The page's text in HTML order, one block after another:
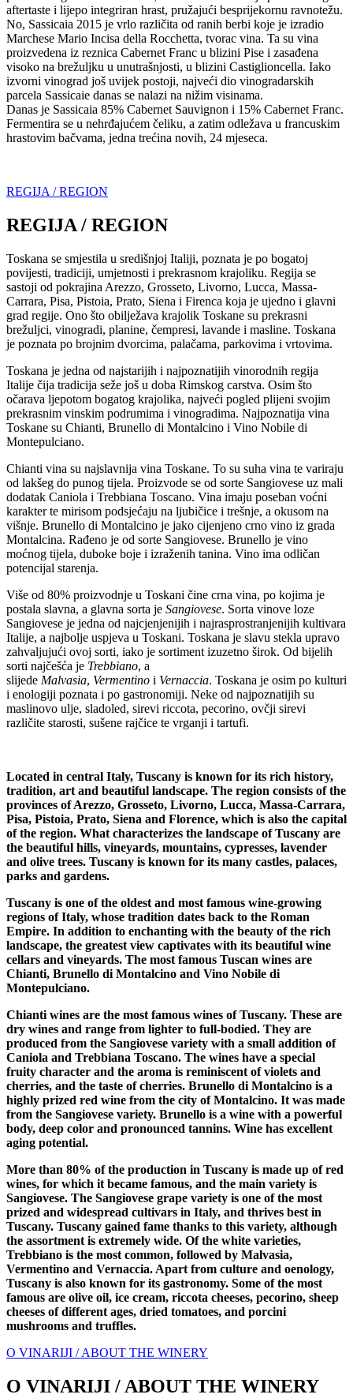
aftertaste i lijepo integriran hrast, pružajući besprijekornu ravnotežu.
No, Sassicaia 2015 je vrlo različita od ranih berbi koje je izradio
Marchese Mario Incisa della Rocchetta, tvorac vina. Ta su vina
proizvedena iz reznica Cabernet Franc u blizini Pise i zasađena
visoko na brežuljku u unutrašnjosti, u blizini Castiglioncella. Iako
izvorni vinograd još uvijek postoji, najveći dio vinogradarskih
parcela Sassicaie danas se nalazi na nižim visinama.
Danas je Sassicaia 85% Cabernet Sauvignon i 15% Cabernet Franc.
Fermentira se u nehrđajućem čeliku, a zatim odležava u francuskim
hrastovim bačvama, jedna trećina novih, 24 mjeseca.
REGIJA / REGION
REGIJA / REGION
Toskana se smjestila u središnjoj Italiji, poznata je po bogatoj
povijesti, tradiciji, umjetnosti i prekrasnom krajoliku. Regija se
sastoji od pokrajina Arezzo, Grosseto, Livorno, Lucca, Massa-
Carrara, Pisa, Pistoia, Prato, Siena i Firenca koja je ujedno i glavni
grad regije. Ono što obilježava krajolik Toskane su prekrasni
brežuljci, vinogradi, planine, čempresi, lavande i masline. Toskana
je poznata po brojnim dvorcima, palačama, parkovima i vrtovima.
Toskana je jedna od najstarijih i najpoznatijih vinorodnih regija
Italije čija tradicija seže još u doba Rimskog carstva. Osim što
očarava ljepotom bogatog krajolika, najveći pogled plijeni svojim
prekrasnim vinskim podrumima i vinogradima. Najpoznatija vina
Toskane su Chianti, Brunello di Montalcino i Vino Nobile di
Montepulciano.
Chianti vina su najslavnija vina Toskane. To su suha vina te variraju
od lakšeg do punog tijela. Proizvode se od sorte Sangiovese uz mali
dodatak Caniola i Trebbiana Toscano. Vina imaju poseban voćni
karakter te mirisom podsjećaju na ljubičice i trešnje, a okusom na
višnje. Brunello di Montalcino je jako cijenjeno crno vino iz grada
Montalcina. Rađeno je od sorte Sangiovese. Brunello je vino
moćnog tijela, duboke boje i izraženih tanina. Vino ima odličan
potencijal starenja.
Više od 80% proizvodnje u Toskani čine crna vina, po kojima je
postala slavna, a glavna sorta je Sangiovese. Sorta vinove loze
Sangiovese je jedna od najcjenjenijih i najrasprostranjenijih kultivara
Italije, a najbolje uspjeva u Toskani. Toskana je slavu stekla upravo
zahvaljujući ovoj sorti, iako je sortiment izuzetno širok. Od bijelih
sorti najčešća je Trebbiano, a
slijede Malvasia, Vermentino i Vernaccia. Toskana je osim po kulturi
i enologiji poznata i po gastronomiji. Neke od najpoznatijih su
maslinovo ulje, sladoled, sirevi riccota, pecorino, ovčji sirevi
različite starosti, sušene rajčice te vrganji i tartufi.
Located in central Italy, Tuscany is known for its rich history,
tradition, art and beautiful landscape. The region consists of the
provinces of Arezzo, Grosseto, Livorno, Lucca, Massa-Carrara,
Pisa, Pistoia, Prato, Siena and Florence, which is also the capital
of the region. What characterizes the landscape of Tuscany are
the beautiful hills, vineyards, mountains, cypresses, lavender
and olive trees. Tuscany is known for its many castles, palaces,
parks and gardens.
Tuscany is one of the oldest and most famous wine-growing
regions of Italy, whose tradition dates back to the Roman
Empire. In addition to enchanting with the beauty of the rich
landscape, the greatest view captivates with its beautiful wine
cellars and vineyards. The most famous Tuscan wines are
Chianti, Brunello di Montalcino and Vino Nobile di
Montepulciano.
Chianti wines are the most famous wines of Tuscany. These are
dry wines and range from lighter to full-bodied. They are
produced from the Sangiovese variety with a small addition of
Caniola and Trebbiana Toscano. The wines have a special
fruity character and the aroma is reminiscent of violets and
cherries, and the taste of cherries. Brunello di Montalcino is a
highly prized red wine from the city of Montalcino. It was made
from the Sangiovese variety. Brunello is a wine with a powerful
body, deep color and pronounced tannins. Wine has excellent
aging potential.
More than 80% of the production in Tuscany is made up of red
wines, for which it became famous, and the main variety is
Sangiovese. The Sangiovese grape variety is one of the most
prized and widespread cultivars in Italy, and thrives best in
Tuscany. Tuscany gained fame thanks to this variety, although
the assortment is extremely wide. Of the white varieties,
Trebbiano is the most common, followed by Malvasia,
Vermentino and Vernaccia. Apart from culture and oenology,
Tuscany is also known for its gastronomy. Some of the most
famous are olive oil, ice cream, riccota cheeses, pecorino, sheep
cheeses of different ages, dried tomatoes, and porcini
mushrooms and truffles.
O VINARIJI / ABOUT THE WINERY
O VINARIJI / ABOUT THE WINERY